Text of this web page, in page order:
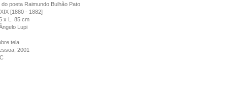
do poeta Raimundo Bulhão Pato
[1880 - 1882]
x L. 85 cm
Lupi
tela
2001